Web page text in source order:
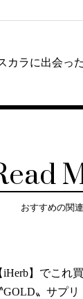
カラに出会っ
おすすめの関
iHerb】でこれ
GOLD〟サプリ